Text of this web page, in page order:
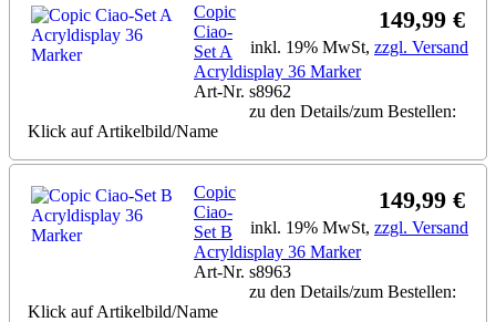
149,99 €
inkl. 19% MwSt, zzgl. Versand
Copic
Ciao-
Set A
Acryldisplay 36 Marker
Art-Nr. s8962
zu den Details/zum Bestellen:
Klick auf Artikelbild/Name
149,99 €
inkl. 19% MwSt, zzgl. Versand
Copic
Ciao-
Set B
Acryldisplay 36 Marker
Art-Nr. s8963
zu den Details/zum Bestellen:
Klick auf Artikelbild/Name